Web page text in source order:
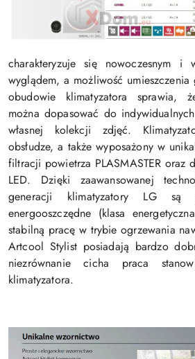
charakteryzuje się nowoczesnym i
wyglądem, a możliwość
obudowie klimatyzatora sprawia,
można dopasować do
własnej kolekcji zdjęć.
obsłudze, a także wyposażony w
filtracji powietrza PLASMASTER oraz
LED. Dzięki zaawansowanej
generacji klimatyzatory LG są
energooszczędne (klasa
stabilną pracę w trybie ogrzewania
Artcool Stylist posiadają bardzo
niezrównanie cicha praca
klimatyzatora.